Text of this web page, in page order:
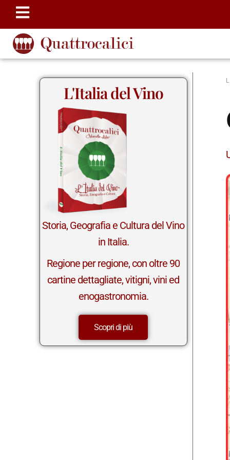
L'Italia del Vino
Storia, Geografia e Cultura del Vino
in Italia.
Regione per regione, con oltre 90
cartine dettagliate, vitigni, vini ed
enogastronomia.
Scopri di più